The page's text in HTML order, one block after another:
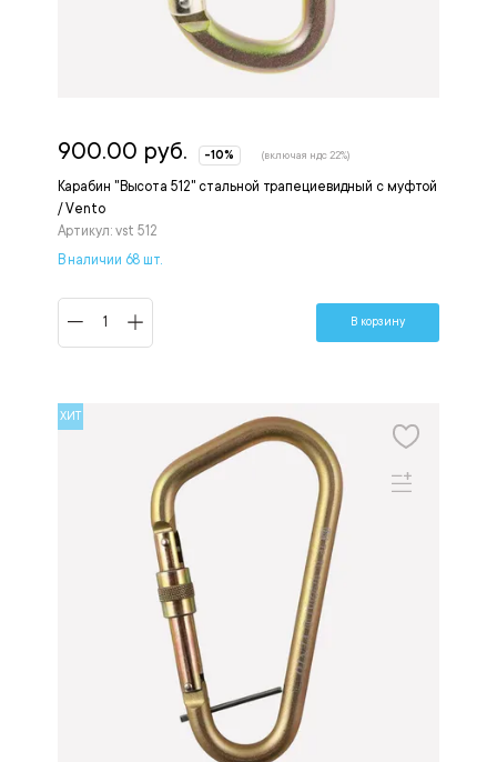
Карабин "Высота 512" стальной трапециевидный с муфтой
/ Vento
Артикул: vst 512
900.00 руб. -10% (включая ндс 22%)
В наличии 68 шт.
В корзину
ХИТ